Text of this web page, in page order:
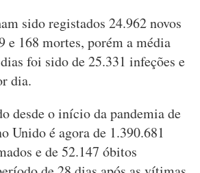
sido registados 24.962 novos
e 168 mortes, porém a média
foi sido de 25.331 infeções e
dia.
desde o início da pandemia de
Unido é agora de 1.390.681
e de 52.147 óbitos